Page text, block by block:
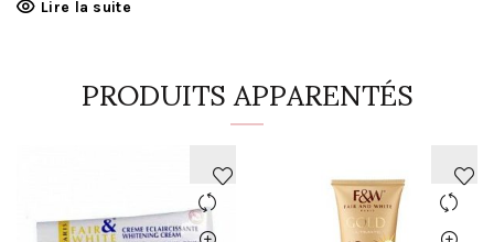
Lire la suite
PRODUITS APPARENTÉS